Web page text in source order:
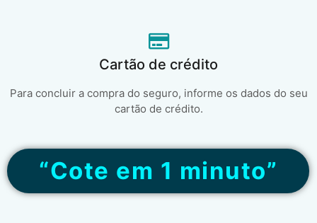
Cartão de crédito
Para concluir a compra do seguro, informe os dados do seu
cartão de crédito.
“Cote em 1 minuto”